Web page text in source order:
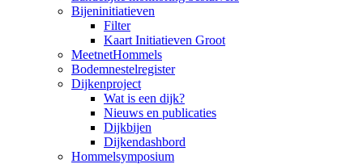
Bijeninitiatieven
Filter
Kaart Initiatieven Groot
MeetnetHommels
Bodemnestelregister
Dijkenproject
Wat is een dijk?
Nieuws en publicaties
Dijkbijen
Dijkendashbord
Hommelsymposium